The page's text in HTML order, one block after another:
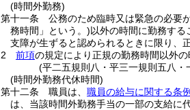
(時間外勤務)
第十一条
公務のため臨時又は緊急の必要
務時間」という。)以外の時間に勤務する
支障が生ずると認められるときに限り、
2
前項の規定により正規の勤務時間以外
(平二五規則八・平三一規則五八・
(時間外勤務代休時間)
第十二条
職員は、 職員の給与に関する条例
は、当該時間外勤務手当の一部の支給に